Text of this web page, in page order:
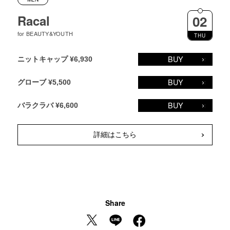
Racal
for BEAUTY&YOUTH
02
THU
ニットキャップ ¥6,930 BUY
グローブ ¥5,500 BUY
バラクラバ ¥6,600 BUY
詳細はこちら
Share